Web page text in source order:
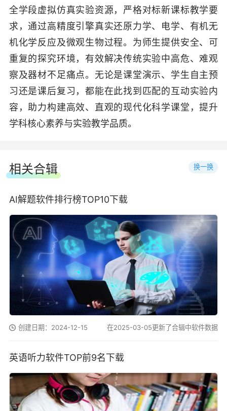
全学段虚拟仿真实验资源，严格对标新课标教学要
求，通过高精度引擎真实还原力学、电学、有机无
机化学反应及微观生物过程。为师生提供安全、可
重复的探究环境，有效解决传统实验中高危、难观
察及器材不足痛点。无论是课堂演示、学生自主预
习还是课后复习，都能在此找到匹配的互动实验内
容，助力构建高效、直观的现代化科学课堂，提升
学科核心素养与实验教学品质。
相关合辑 换一换
AI解题软件排行榜TOP10下载
创建日期：2024-12-15 在2025-03-05更新了合辑中软件数据
英语听力软件TOP前9名下载